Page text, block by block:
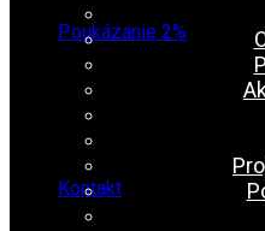
Poukázanie 2%
Kontakt